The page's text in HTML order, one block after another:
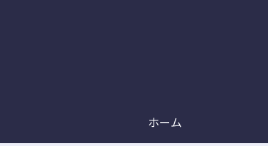
ホーム